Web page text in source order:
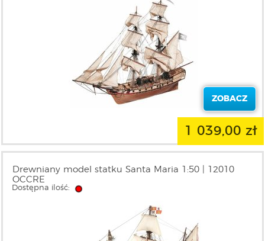
ZOBACZ
1 039,00 zł
Drewniany model statku Santa Maria 1:50 | 12010
OCCRE
Dostępna ilość: